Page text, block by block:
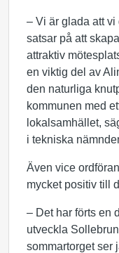
– Vi är glada att
satsar på att
attraktiv
en viktig del av
den naturliga
kommunen med
lokalsamhället,
i tekniska
Även vice
mycket positiv till
– Det har förts en
utveckla
sommartorget ser